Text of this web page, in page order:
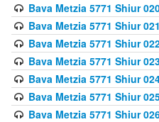
Bava Metzia 5771 Shiur
Bava Metzia 5771 Shiur
Bava Metzia 5771 Shiur
Bava Metzia 5771 Shiur
Bava Metzia 5771 Shiur
Bava Metzia 5771 Shiur
Bava Metzia 5771 Shiur